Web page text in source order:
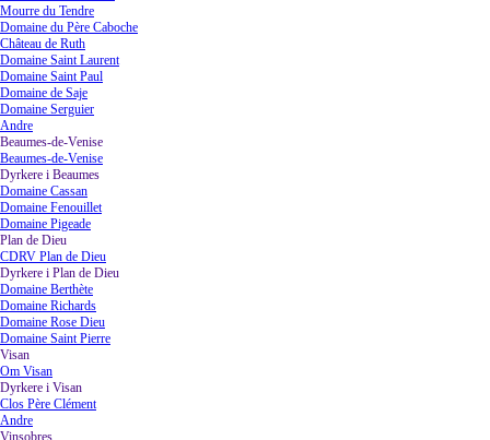
Mourre du Tendre
Domaine du Père Caboche
Château de Ruth
Domaine Saint Laurent
Domaine Saint Paul
Domaine de Saje
Domaine Serguier
Andre
Beaumes-de-Venise
Beaumes-de-Venise
Dyrkere i Beaumes
Domaine Cassan
Domaine Fenouillet
Domaine Pigeade
Plan de Dieu
CDRV Plan de Dieu
Dyrkere i Plan de Dieu
Domaine Berthète
Domaine Richards
Domaine Rose Dieu
Domaine Saint Pierre
Visan
Om Visan
Dyrkere i Visan
Clos Père Clément
Andre
Vinsobres